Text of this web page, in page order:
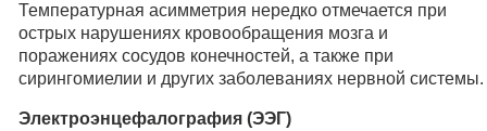
Температурная асимметрия нередко отмечается при
острых нарушениях кровообращения мозга и
поражениях сосудов конечностей, а также при
сирингомиелии и других заболеваниях нервной системы.
Электроэнцефалография (ЭЭГ)